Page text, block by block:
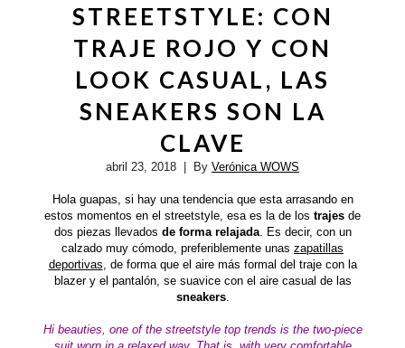
STREETSTYLE: CON
TRAJE ROJO Y CON
LOOK CASUAL, LAS
SNEAKERS SON LA
CLAVE
abril 23, 2018 | By Verónica WOWS
Hola guapas, si hay una tendencia que esta arrasando en
estos momentos en el streetstyle, esa es la de los trajes de
dos piezas llevados de forma relajada. Es decir, con un
calzado muy cómodo, preferiblemente unas zapatillas
deportivas , de forma que el aire más formal del traje con la
blazer y el pantalón, se suavice con el aire casual de las
sneakers.
Hi beauties, one of the streetstyle top trends is the two-piece